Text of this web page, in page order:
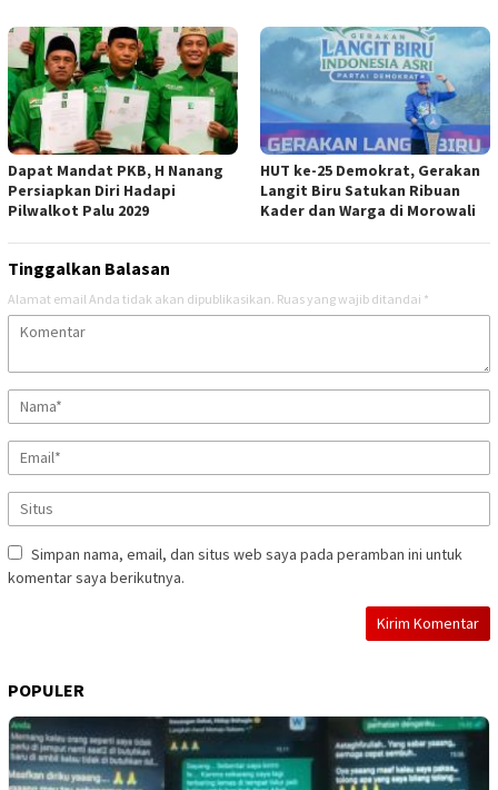
Dapat Mandat PKB, H Nanang
Persiapkan Diri Hadapi
Pilwalkot Palu 2029
HUT ke-25 Demokrat, Gerakan
Langit Biru Satukan Ribuan
Kader dan Warga di Morowali
Tinggalkan Balasan
Alamat email Anda tidak akan dipublikasikan. Ruas yang wajib ditandai *
Simpan nama, email, dan situs web saya pada peramban ini untuk
komentar saya berikutnya.
POPULER